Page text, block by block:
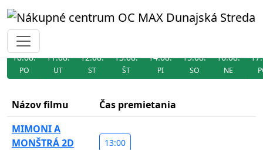
Kino
10.08.
PO
11.08.
UT
12.08.
ST
13.08.
ŠT
14.08.
PI
15.08.
SO
16.08.
NE
Názov filmu
Čas premietania
MIMONI A
MONŠTRÁ 2D
13:00